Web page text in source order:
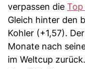
verpassen die Top
Gleich hinter den
Kohler (+1,57).
Monate nach
im Weltcup zurück.